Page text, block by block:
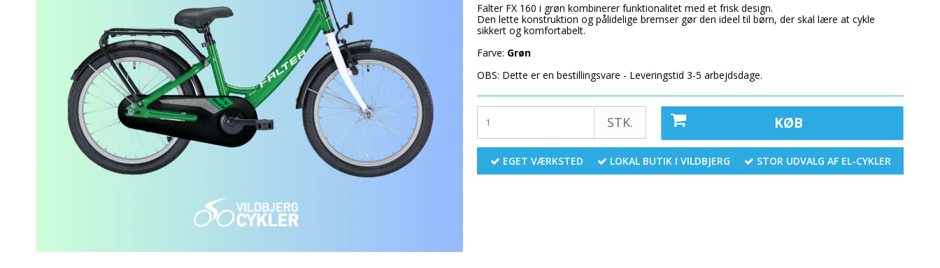
Falter FX 160 i grøn kombinerer funktionalitet med et frisk design.
Den lette konstruktion og pålidelige bremser gør den ideel til børn, der skal lære at cykle
sikkert og komfortabelt.
Farve: Grøn
OBS: Dette er en bestillingsvare - Leveringstid 3-5 arbejdsdage.
STK. KØB
EGET VÆRKSTED LOKAL BUTIK I VILDBJERG STOR UDVALG AF EL-CYKLER